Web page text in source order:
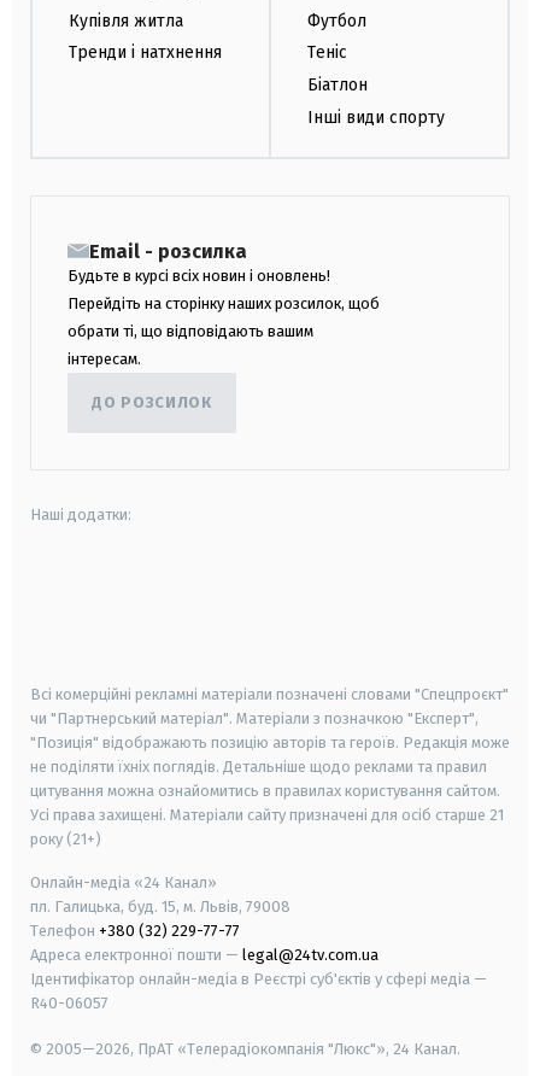
Купівля житла
Тренди і натхнення
Футбол
Теніс
Біатлон
Інші види спорту
Email - розсилка
Будьте в курсі всіх новин і оновлень!
Перейдіть на сторінку наших розсилок, щоб
обрати ті, що відповідають вашим
інтересам.
ДО РОЗСИЛОК
Наші додатки:
Всі комерційні рекламні матеріали позначені словами "Спецпроєкт"
чи "Партнерський матеріал". Матеріали з позначкою "Експерт",
"Позиція" відображають позицію авторів та героїв. Редакція може
не поділяти їхніх поглядів. Детальніше щодо реклами та правил
цитування можна ознайомитись в правилах користування сайтом.
Усі права захищені. Матеріали сайту призначені для осіб старше 21
року (21+)
Онлайн-медіа «24 Канал»
пл. Галицька, буд. 15, м. Львів, 79008
Телефон +380 (32) 229-77-77
Адреса електронної пошти — legal@24tv.com.ua
Ідентифікатор онлайн-медіа в Реєстрі суб'єктів у сфері медіа —
R40-06057
© 2005—2026, ПрАТ «Телерадіокомпанія "Люкс"», 24 Канал.